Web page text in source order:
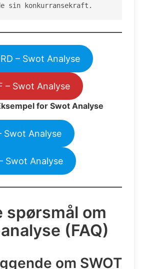
sin konkurransekraft.
– Swot Analyse
– Swot Analyse
for Swot Analyse
Swot Analyse
Swot Analyse
spørsmål om
(FAQ)
om SWOT